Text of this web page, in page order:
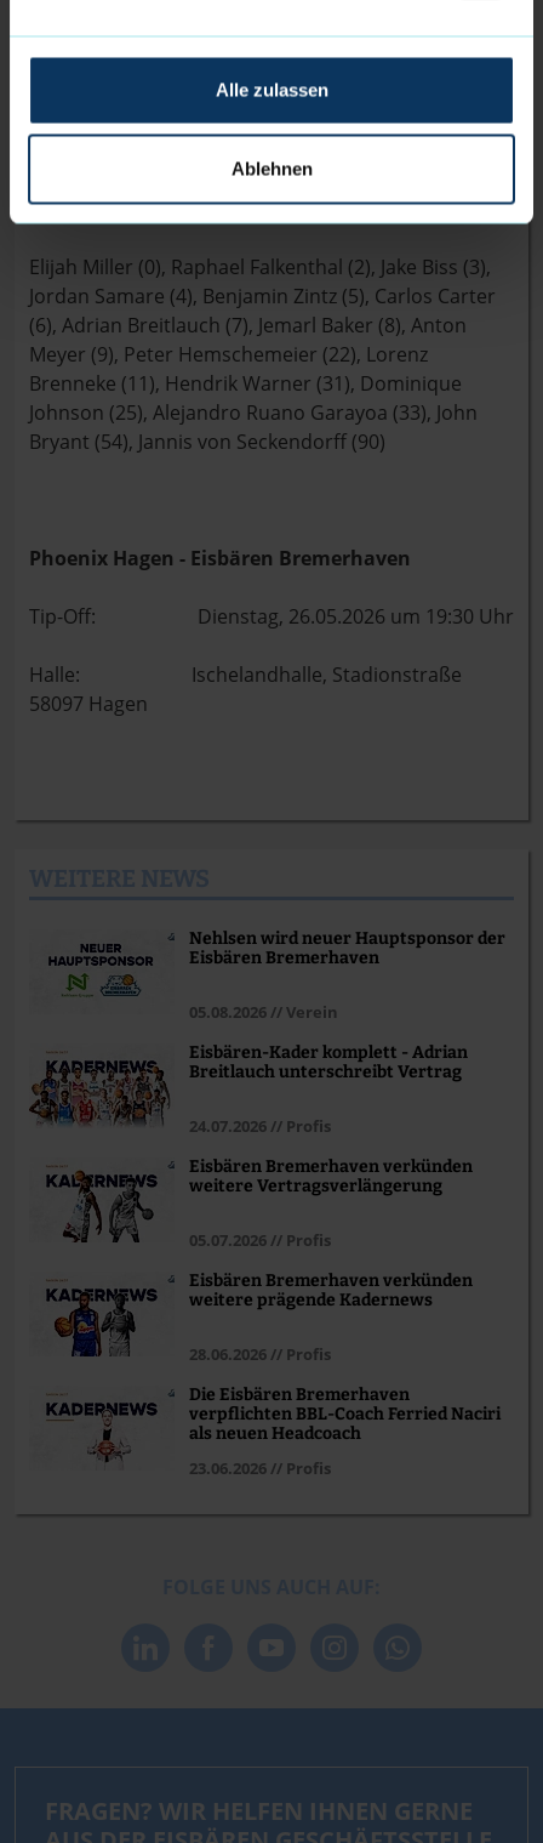
Alle zulassen
Ablehnen
der Ischelandhalle in Hagen.
Einen Livestream gibt es
unterhttps://sporteurope.tv/barmer-2-basketball-
Der Kader der Eisbären Bremerhaven 2025/26:
Elijah Miller (0), Raphael Falkenthal (2), Jake Biss (3),
Jordan Samare (4), Benjamin Zintz (5), Carlos Carter
(6), Adrian Breitlauch (7), Jemarl Baker (8), Anton
Meyer (9), Peter Hemschemeier (22), Lorenz
Brenneke (11), Hendrik Warner (31), Dominique
Johnson (25), Alejandro Ruano Garayoa (33), John
Bryant (54), Jannis von Seckendorff (90)
Phoenix Hagen - Eisbären Bremerhaven
Tip-Off: Dienstag, 26.05.2026 um 19:30 Uhr
Halle: Ischelandhalle, Stadionstraße
58097 Hagen
Nehlsen wird neuer Hauptsponsor der
Eisbären Bremerhaven
05.08.2026 // Verein
Eisbären-Kader komplett - Adrian
Breitlauch unterschreibt Vertrag
24.07.2026 // Profis
Eisbären Bremerhaven verkünden
weitere Vertragsverlängerung
05.07.2026 // Profis
Eisbären Bremerhaven verkünden
weitere prägende Kadernews
28.06.2026 // Profis
Die Eisbären Bremerhaven
verpflichten BBL-Coach Ferried Naciri
als neuen Headcoach
23.06.2026 // Profis
FRAGEN? WIR HELFEN IHNEN GERNE